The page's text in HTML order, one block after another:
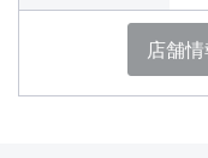
店舗